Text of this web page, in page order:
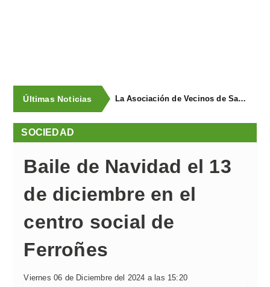
Últimas Noticias La Asociación de Vecinos de Santa Cruz descubrió los Covarones
SOCIEDAD
Baile de Navidad el 13
de diciembre en el
centro social de
Ferroñes
Viernes 06 de Diciembre del 2024 a las 15:20